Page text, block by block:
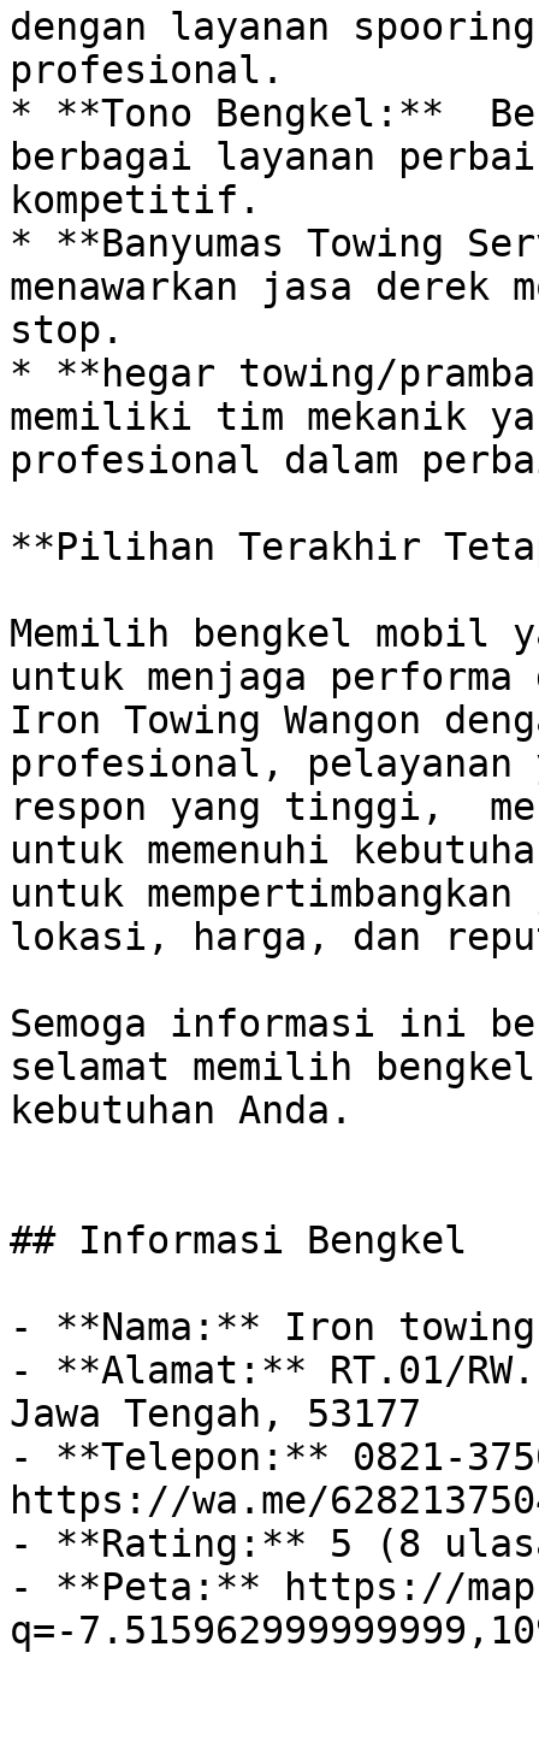
dengan layanan
profesional.
* **Tono Bengkel:**
berbagai layanan
kompetitif.
* **Banyumas Towing
menawarkan jasa derek
stop.
* **hegar towing/
memiliki tim mekanik
profesional dalam
**Pilihan Terakhir
Memilih bengkel mobil
untuk menjaga
Iron Towing Wangon
profesional, pelayanan
respon yang tinggi,
untuk memenuhi
untuk
lokasi, harga, dan
Semoga informasi ini
selamat memilih
kebutuhan Anda.
## Informasi Bengkel
- **Nama:** Iron towing
- **Alamat:** RT.01/
Jawa Tengah, 53177
- **Telepon:** 0821-
https://wa.me/
- **Rating:** 5 (8
- **Peta:** https://